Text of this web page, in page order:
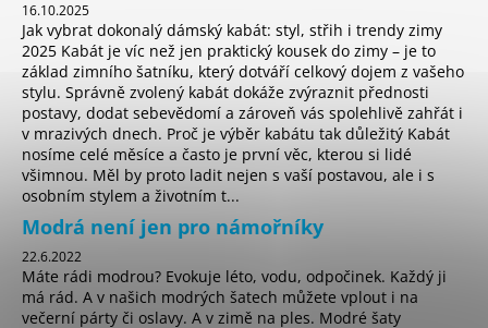
16.10.2025
Jak vybrat dokonalý dámský kabát: styl, střih i trendy zimy
2025 Kabát je víc než jen praktický kousek do zimy – je to
základ zimního šatníku, který dotváří celkový dojem z vašeho
stylu. Správně zvolený kabát dokáže zvýraznit přednosti
postavy, dodat sebevědomí a zároveň vás spolehlivě zahřát i
v mrazivých dnech. Proč je výběr kabátu tak důležitý Kabát
nosíme celé měsíce a často je první věc, kterou si lidé
všimnou. Měl by proto ladit nejen s vaší postavou, ale i s
osobním stylem a životním t...
Modrá není jen pro námořníky
22.6.2022
Máte rádi modrou? Evokuje léto, vodu, odpočinek. Každý ji
má rád. A v našich modrých šatech můžete vplout i na
večerní párty či oslavy. A v zimě na ples. Modré šaty